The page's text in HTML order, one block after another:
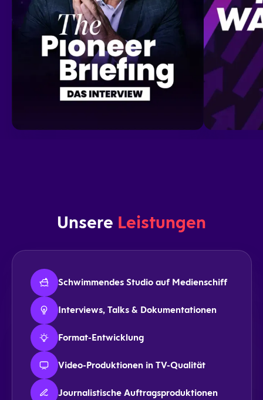
Unsere Leistungen
Schwimmendes Studio auf Medienschiff
Interviews, Talks & Dokumentationen
Format-Entwicklung
Video-Produktionen in TV-Qualität
Journalistische Auftragsproduktionen